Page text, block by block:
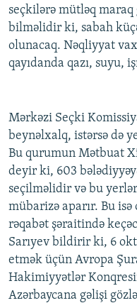
seçkilərə mütləq
bilməlidir ki, sabah
olunacaq. Nəqliyyat
qayıdanda qazı, suyu,
Mərkəzi Seçki
beynəlxalq, istərsə də
Bu qurumun Mətbuat
deyir ki, 603
seçilməlidir və bu
mübarizə aparır. Bu
rəqabət şəraitində
Sarıyev bildirir ki, 6
etmək üçün Avropa
Hakimiyyətlər
Azərbaycana gəlişi